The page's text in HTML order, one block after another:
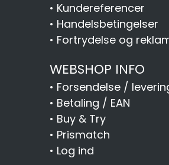
• Kundereferencer
• Handelsbetingelser
• Fortrydelse og
WEBSHOP INFO
• Forsendelse /
• Betaling / EAN
• Buy & Try
• Prismatch
• Log ind